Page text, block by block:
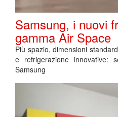
Samsung, i nuovi
gamma Air Space
Più spazio, dimensioni
e refrigerazione innovative:
Samsung